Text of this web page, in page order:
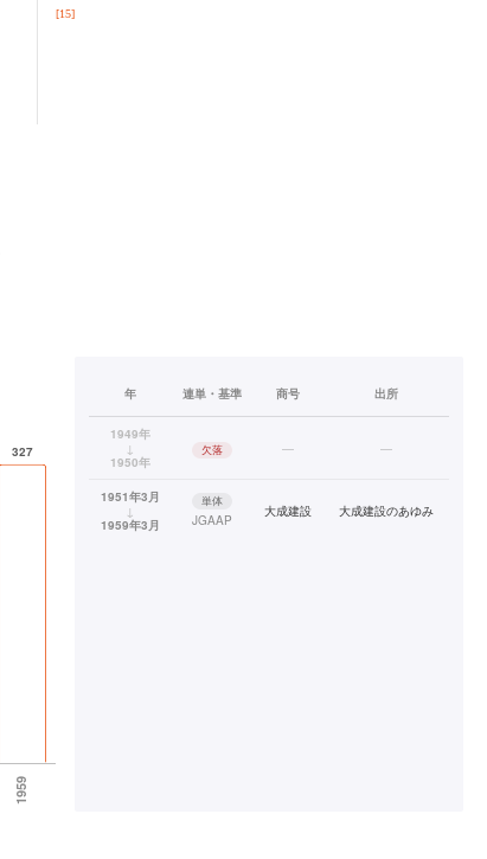
[15]
年
連単・基準 商号 出所
1949年
↓
1950年
欠落 — —
1951年3月
↓
1959年3月
単体
JGAAP
大成建設 大成建設のあゆみ